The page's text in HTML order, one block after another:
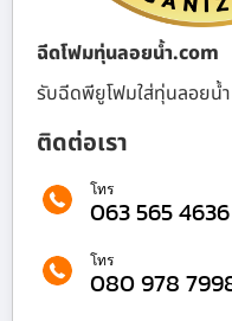
ฉีดโฟมทุ่นลอยน้ำ.com
รับฉีดพียูโฟมใส่ทุ่นลอยน้
ติดต่อเรา
โทร
063 565 4636
โทร
080 978